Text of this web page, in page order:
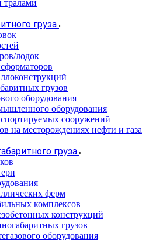
тралами
груза
лодок
грузов
оборудования
оборудования
сооружений
на месторождениях нефти и газа
груза
ферм
комплексов
конструкций
грузов
оборудования